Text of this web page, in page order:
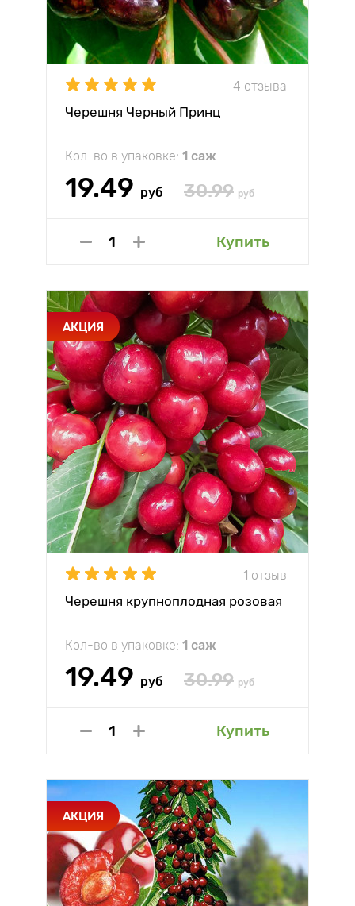
4 отзыва
Черешня Черный Принц
Кол-во в упаковке: 1 саж
19.49 руб 30.99 руб
Купить
АКЦИЯ
1 отзыв
Черешня крупноплодная розовая
Кол-во в упаковке: 1 саж
19.49 руб 30.99 руб
Купить
АКЦИЯ